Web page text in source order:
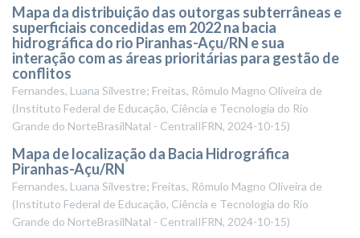
Mapa da distribuição das outorgas subterrâneas e
superficiais concedidas em 2022 na bacia
hidrográfica do rio Piranhas-Açu/RN e sua
interação com as áreas prioritárias para gestão de
conflitos
Fernandes, Luana Silvestre; Freitas, Rômulo Magno Oliveira de
(Instituto Federal de Educação, Ciência e Tecnologia do Rio
Grande do NorteBrasilNatal - CentralIFRN, 2024-10-15)
Mapa de localização da Bacia Hidrográfica
Piranhas-Açu/RN
Fernandes, Luana Silvestre; Freitas, Rômulo Magno Oliveira de
(Instituto Federal de Educação, Ciência e Tecnologia do Rio
Grande do NorteBrasilNatal - CentralIFRN, 2024-10-15)